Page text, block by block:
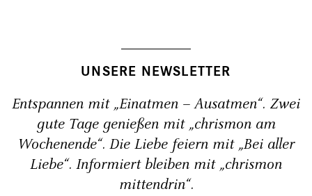
UNSERE NEWSLETTER
Entspannen mit „Einatmen – Ausatmen“. Zwei
gute Tage genießen mit „chrismon am
Wochenende“. Die Liebe feiern mit „Bei aller
Liebe“. Informiert bleiben mit „chrismon
mittendrin“.